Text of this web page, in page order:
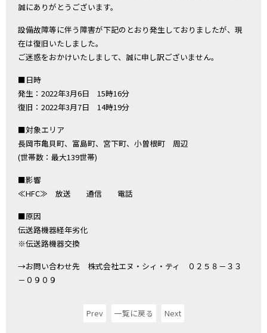
誠にありがとうございます。
設備故障等に伴う障害が下記のとおり発生しておりましたが、現
在は復旧いたしました。
ご迷惑をおかけいたしまして、誠に申し訳ございません。
■日時
発生：2022年3月6日 15時16分
復旧：2022年3月7日 14時19分
■対象エリア
長岡市亀貝町、富島町、宮下町、小曽根町 周辺
(世帯数：最大139世帯)
■影響
≪HFC≫ 放送 通信 電話
■原因
伝送路機器経年劣化
※伝送路機器交換
→お問い合わせ先 株式会社エヌ・シィ・ティ ０２５８－３３
－０９０９
Prev 一覧に戻る Next